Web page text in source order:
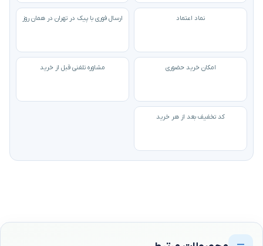
نماد اعتماد ارسال فوری با پیک در تهران در همان روز
امکان خرید حضوری مشاوره تلفنی قبل از خرید
کد تخفیف بعد از هر خرید